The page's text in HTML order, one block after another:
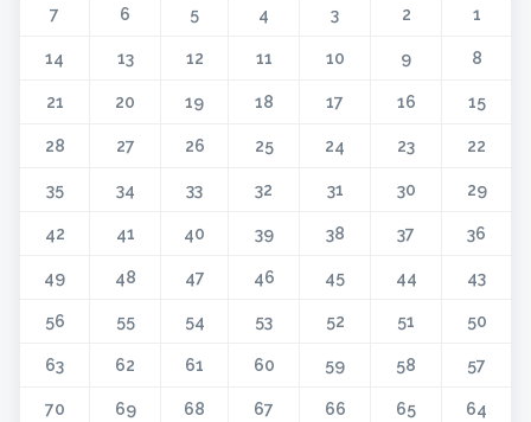
1
2
3
4
5
6
7
8
9
10
11
12
13
14
15
16
17
18
19
20
21
22
23
24
25
26
27
28
29
30
31
32
33
34
35
36
37
38
39
40
41
42
43
44
45
46
47
48
49
50
51
52
53
54
55
56
57
58
59
60
61
62
63
64
65
66
67
68
69
70